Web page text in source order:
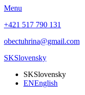
Menu
+421 517 790 131
obectuhrina@gmail.com
SKSlovensky
SKSlovensky
ENEnglish